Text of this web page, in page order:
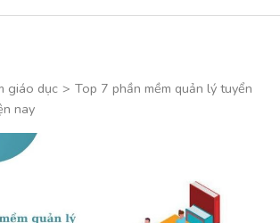
giáo dục > Top 7 phần mềm quản lý tuyển
nay